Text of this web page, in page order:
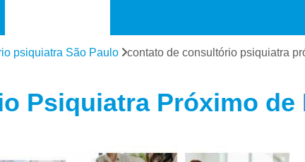
Especialista em
Especialista em
Especialista
psiquiatra São Paulo contato de consultório psiquiatra
Psiquiatra Próximo de